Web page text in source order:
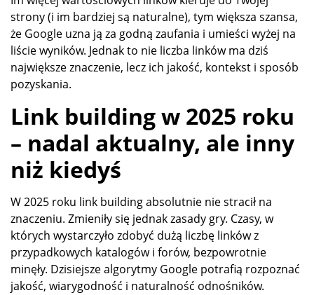
strony (i im bardziej są naturalne), tym większa szansa,
że Google uzna ją za godną zaufania i umieści wyżej na
liście wyników. Jednak to nie liczba linków ma dziś
największe znaczenie, lecz ich jakość, kontekst i sposób
pozyskania.
Link building w 2025 roku
– nadal aktualny, ale inny
niż kiedyś
W 2025 roku link building absolutnie nie stracił na
znaczeniu. Zmieniły się jednak zasady gry. Czasy, w
których wystarczyło zdobyć dużą liczbę linków z
przypadkowych katalogów i forów, bezpowrotnie
minęły. Dzisiejsze algorytmy Google potrafią rozpoznać
jakość, wiarygodność i naturalność odnośników.